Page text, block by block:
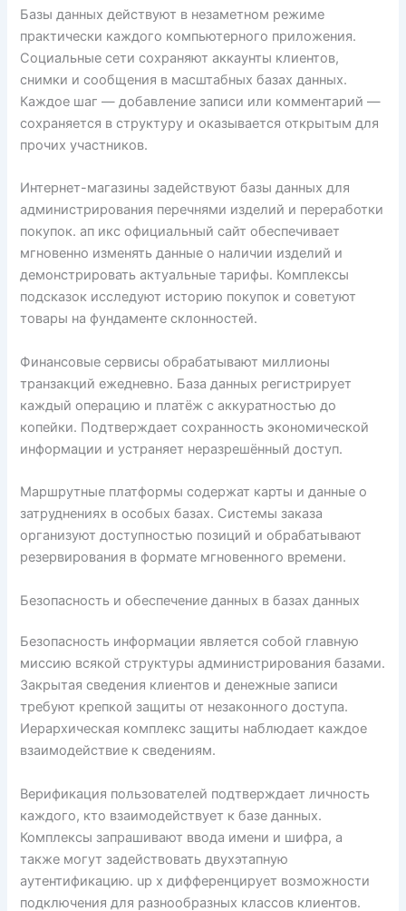
Базы данных действуют в незаметном режиме
практически каждого компьютерного приложения.
Социальные сети сохраняют аккаунты клиентов,
снимки и сообщения в масштабных базах данных.
Каждое шаг — добавление записи или комментарий —
сохраняется в структуру и оказывается открытым для
прочих участников.
Интернет-магазины задействуют базы данных для
администрирования перечнями изделий и переработки
покупок. ап икс официальный сайт обеспечивает
мгновенно изменять данные о наличии изделий и
демонстрировать актуальные тарифы. Комплексы
подсказок исследуют историю покупок и советуют
товары на фундаменте склонностей.
Финансовые сервисы обрабатывают миллионы
транзакций ежедневно. База данных регистрирует
каждый операцию и платёж с аккуратностью до
копейки. Подтверждает сохранность экономической
информации и устраняет неразрешённый доступ.
Маршрутные платформы содержат карты и данные о
затруднениях в особых базах. Системы заказа
организуют доступностью позиций и обрабатывают
резервирования в формате мгновенного времени.
Безопасность и обеспечение данных в базах данных
Безопасность информации является собой главную
миссию всякой структуры администрирования базами.
Закрытая сведения клиентов и денежные записи
требуют крепкой защиты от незаконного доступа.
Иерархическая комплекс защиты наблюдает каждое
взаимодействие к сведениям.
Верификация пользователей подтверждает личность
каждого, кто взаимодействует к базе данных.
Комплексы запрашивают ввода имени и шифра, а
также могут задействовать двухэтапную
аутентификацию. up x дифференцирует возможности
подключения для разнообразных классов клиентов.